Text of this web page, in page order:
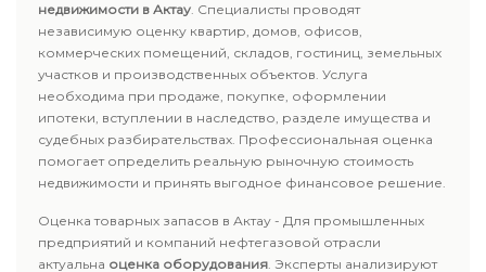
недвижимости в Актау. Специалисты проводят
независимую оценку квартир, домов, офисов,
коммерческих помещений, складов, гостиниц, земельных
участков и производственных объектов. Услуга
необходима при продаже, покупке, оформлении
ипотеки, вступлении в наследство, разделе имущества и
судебных разбирательствах. Профессиональная оценка
помогает определить реальную рыночную стоимость
недвижимости и принять выгодное финансовое решение.
Оценка товарных запасов в Актау - Для промышленных
предприятий и компаний нефтегазовой отрасли
актуальна оценка оборудования. Эксперты анализируют